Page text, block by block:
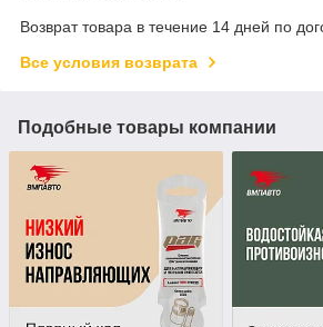
Возврат товара в течение 14 дней по
Все условия возврата
Подобные товары компании